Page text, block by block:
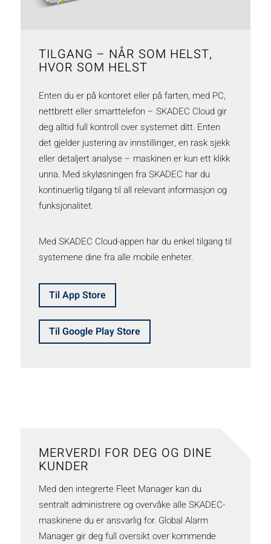
TILGANG – NÅR SOM HELST,
HVOR SOM HELST
Enten du er på kontoret eller på farten, med PC,
nettbrett eller smarttelefon – SKADEC Cloud gir
deg alltid full kontroll over systemet ditt. Enten
det gjelder justering av innstillinger, en rask sjekk
eller detaljert analyse – maskinen er kun ett klikk
unna. Med skyløsningen fra SKADEC har du
kontinuerlig tilgang til all relevant informasjon og
funksjonalitet.
Med SKADEC Cloud-appen har du enkel tilgang til
systemene dine fra alle mobile enheter.
Til App Store
Til Google Play Store
MERVERDI FOR DEG OG DINE
KUNDER
Med den integrerte Fleet Manager kan du
sentralt administrere og overvåke alle SKADEC-
maskinene du er ansvarlig for. Global Alarm
Manager gir deg full oversikt over kommende